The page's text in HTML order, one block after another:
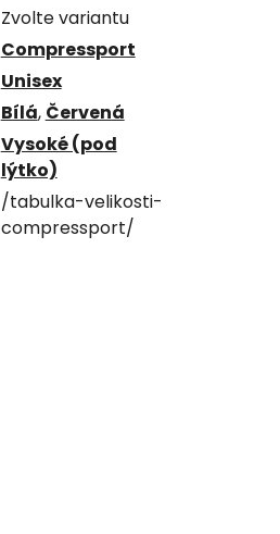
Zvolte variantu
Compressport
Unisex
Bílá, Červená
Vysoké (pod
lýtko)
/tabulka-velikosti-
compressport/